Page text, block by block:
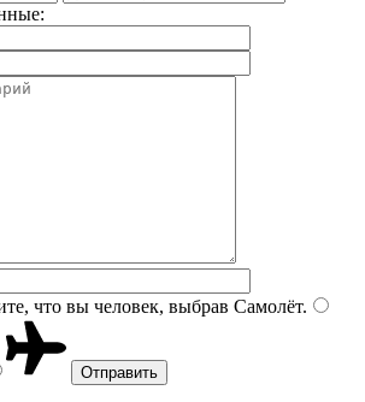
что вы человек, выбрав Самолёт.